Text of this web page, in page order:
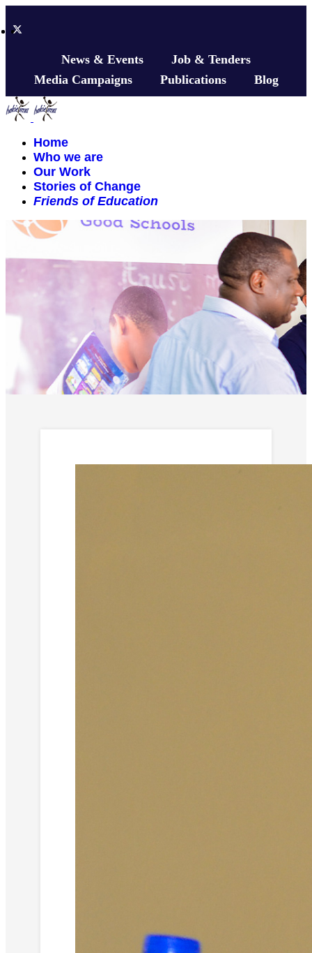
News & Events
Job & Tenders
Media Campaigns
Publications Blog
Home
Who we are
Our Work
Stories of Change
Friends of Education